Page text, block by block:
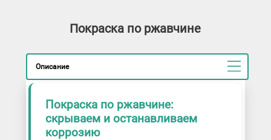
Покраска по ржавчине
Описание
Покраска по ржавчине:
скрываем и останавливаем
коррозию